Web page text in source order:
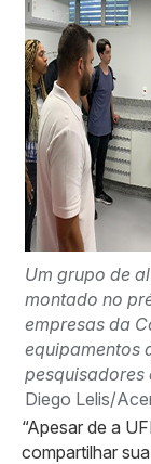
Um grupo de
montado no
empresas da
equipamentos
pesquisadores
Diego Lelis/
“Apesar de a
compartilhar